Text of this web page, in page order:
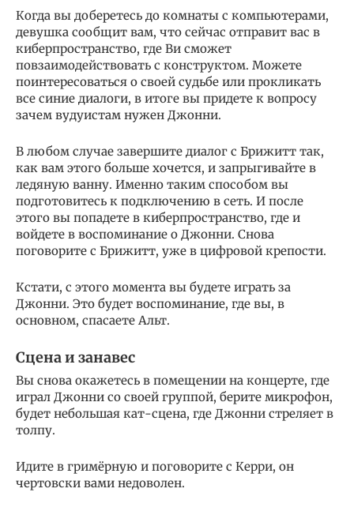
Когда вы доберетесь до комнаты с компьютерами,
девушка сообщит вам, что сейчас отправит вас в
киберпространство, где Ви сможет
повзаимодействовать с конструктом. Можете
поинтересоваться о своей судьбе или прокликать
все синие диалоги, в итоге вы придете к вопросу
зачем вудуистам нужен Джонни.
В любом случае завершите диалог с Брижитт так,
как вам этого больше хочется, и запрыгивайте в
ледяную ванну. Именно таким способом вы
подготовитесь к подключению в сеть. И после
этого вы попадете в киберпространство, где и
войдете в воспоминание о Джонни. Снова
поговорите с Брижитт, уже в цифровой крепости.
Кстати, с этого момента вы будете играть за
Джонни. Это будет воспоминание, где вы, в
основном, спасаете Альт.
Сцена и занавес
Вы снова окажетесь в помещении на концерте, где
играл Джонни со своей группой, берите микрофон,
будет небольшая кат-сцена, где Джонни стреляет в
толпу.
Идите в гримёрную и поговорите с Керри, он
чертовски вами недоволен.